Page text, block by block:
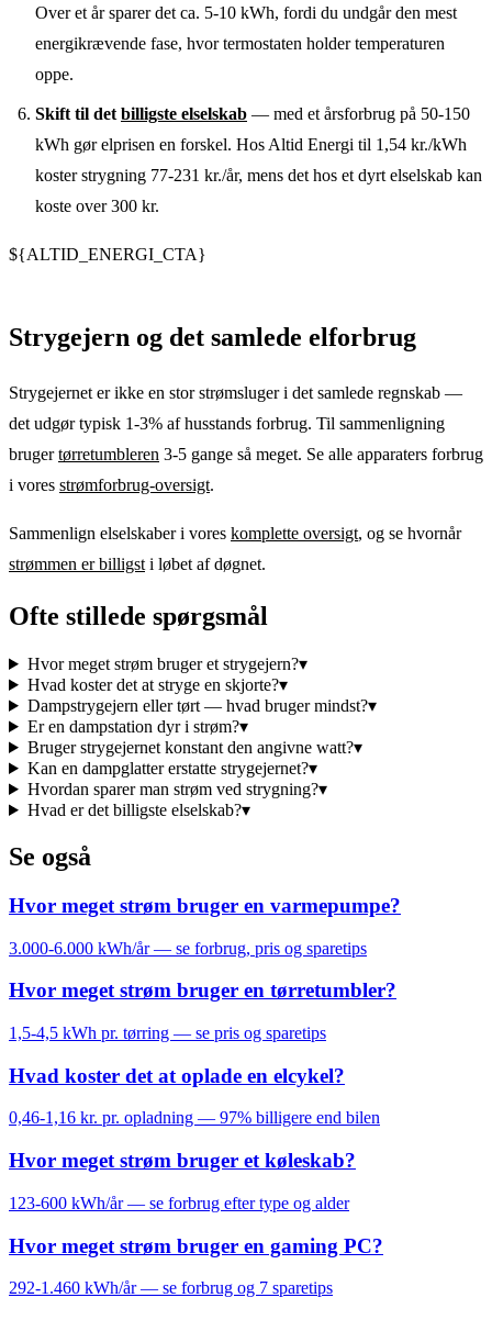
Over et år sparer det ca. 5-10 kWh, fordi du undgår den mest
energikrævende fase, hvor termostaten holder temperaturen
oppe.
Skift til det billigste elselskab — med et årsforbrug på 50-150
kWh gør elprisen en forskel. Hos Altid Energi til 1,54 kr./kWh
koster strygning 77-231 kr./år, mens det hos et dyrt elselskab kan
koste over 300 kr.
${ALTID_ENERGI_CTA}
Strygejern og det samlede elforbrug
Strygejernet er ikke en stor strømsluger i det samlede regnskab —
det udgør typisk 1-3% af husstands forbrug. Til sammenligning
brugertørretumbleren 3-5 gange så meget. Se alle apparaters forbrug
i vores strømforbrug-oversigt.
Sammenlign elselskaber i vores komplette oversigt, og se hvornår
strømmen er billigst i løbet af døgnet.
Ofte stillede spørgsmål
Hvor meget strøm bruger et strygejern?▾
Hvad koster det at stryge en skjorte?▾
Dampstrygejern eller tørt — hvad bruger mindst?▾
Er en dampstation dyr i strøm?▾
Bruger strygejernet konstant den angivne watt?▾
Kan en dampglatter erstatte strygejernet?▾
Hvordan sparer man strøm ved strygning?▾
Hvad er det billigste elselskab?▾
Se også
Hvor meget strøm bruger en varmepumpe?
3.000-6.000 kWh/år — se forbrug, pris og sparetips
Hvor meget strøm bruger en tørretumbler?
1,5-4,5 kWh pr. tørring — se pris og sparetips
Hvad koster det at oplade en elcykel?
0,46-1,16 kr. pr. opladning — 97% billigere end bilen
Hvor meget strøm bruger et køleskab?
123-600 kWh/år — se forbrug efter type og alder
Hvor meget strøm bruger en gaming PC?
292-1.460 kWh/år — se forbrug og 7 sparetips